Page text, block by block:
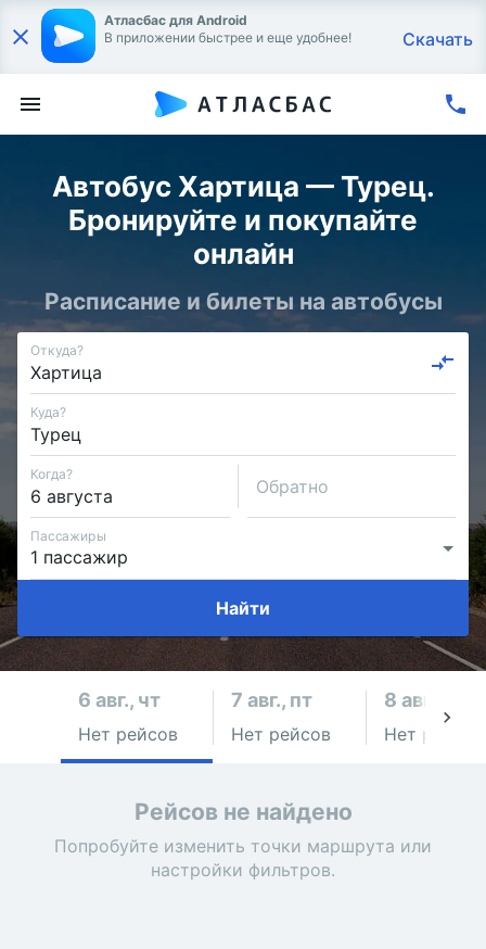
Атласбас для Android
В приложении быстрее и еще удобнее!
Скачать
Автобус Хартица — Турец.
Бронируйте и покупайте
онлайн
Расписание и билеты на автобусы
Откуда?
Куда?
Когда?
Обратно
Пассажиры
Найти
6 авг., чт
Нет рейсов
7 авг., пт
Нет рейсов
8 авг., сб
Нет рейсов
Рейсов не найдено
Попробуйте изменить точки маршрута или
настройки фильтров.